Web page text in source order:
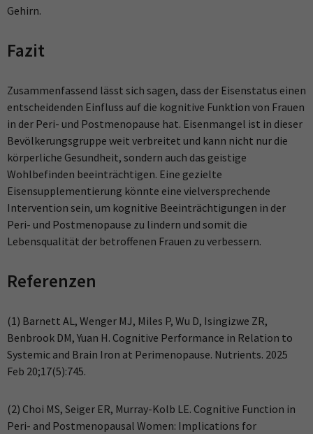
Gehirn.
Fazit
Zusammenfassend lässt sich sagen, dass der Eisenstatus einen
entscheidenden Einfluss auf die kognitive Funktion von Frauen
in der Peri- und Postmenopause hat. Eisenmangel ist in dieser
Bevölkerungsgruppe weit verbreitet und kann nicht nur die
körperliche Gesundheit, sondern auch das geistige
Wohlbefinden beeinträchtigen. Eine gezielte
Eisensupplementierung könnte eine vielversprechende
Intervention sein, um kognitive Beeinträchtigungen in der
Peri- und Postmenopause zu lindern und somit die
Lebensqualität der betroffenen Frauen zu verbessern.
Referenzen
(1) Barnett AL, Wenger MJ, Miles P, Wu D, Isingizwe ZR,
Benbrook DM, Yuan H. Cognitive Performance in Relation to
Systemic and Brain Iron at Perimenopause. Nutrients. 2025
Feb 20;17(5):745.
(2) Choi MS, Seiger ER, Murray-Kolb LE. Cognitive Function in
Peri- and Postmenopausal Women: Implications for